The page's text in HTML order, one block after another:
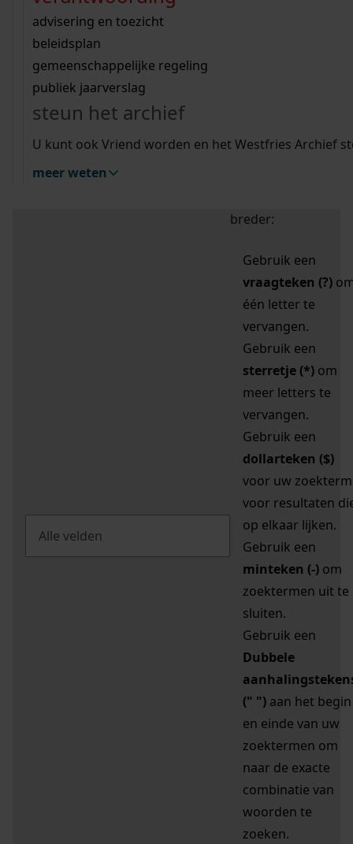
bouwvergunningen
omgevingsvergunningen
vergunningen
beeld en geluid
uitleg nodig?
Wij helpen u op weg met een aantal zoektips.
bekijk alle zoektips
Wij helpen u op weg met een aantal zoektips.
bekijk alle zoektips
bekijk ons geschiedenislokaal
advisering en toezicht
beleidsplan
gemeenschappelijke regeling
publiek jaarverslag
steun het archief
U kunt ook Vriend worden en het Westfries Archief
meer weten
zoektips
Mijn Studiezaal (inloggen)
uw zoekopdracht te
breder:
Gebruik een
vraagteken (?)
één letter te
vervangen.
Gebruik een
sterretje (*) om
meer letters te
vervangen.
Gebruik een
dollarteken ($)
voor uw zoekterm
voor resultaten
op elkaar lijken.
Gebruik een
minteken (-) om
zoektermen uit te
sluiten.
Gebruik een
Dubbele
(" ") aan het begin
en einde van uw
zoektermen om
naar de exacte
combinatie van
woorden te
zoeken.